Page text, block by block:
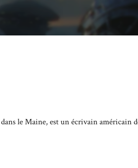
dans le Maine, est un écrivain américain